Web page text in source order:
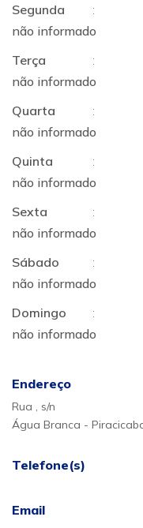
Segunda
:
não informado
Terça
:
não informado
Quarta
:
não informado
Quinta
:
não informado
Sexta
:
não informado
Sábado
:
não informado
Domingo
:
não informado
Endereço
Rua , s/n
Água Branca -
Telefone(s)
Email